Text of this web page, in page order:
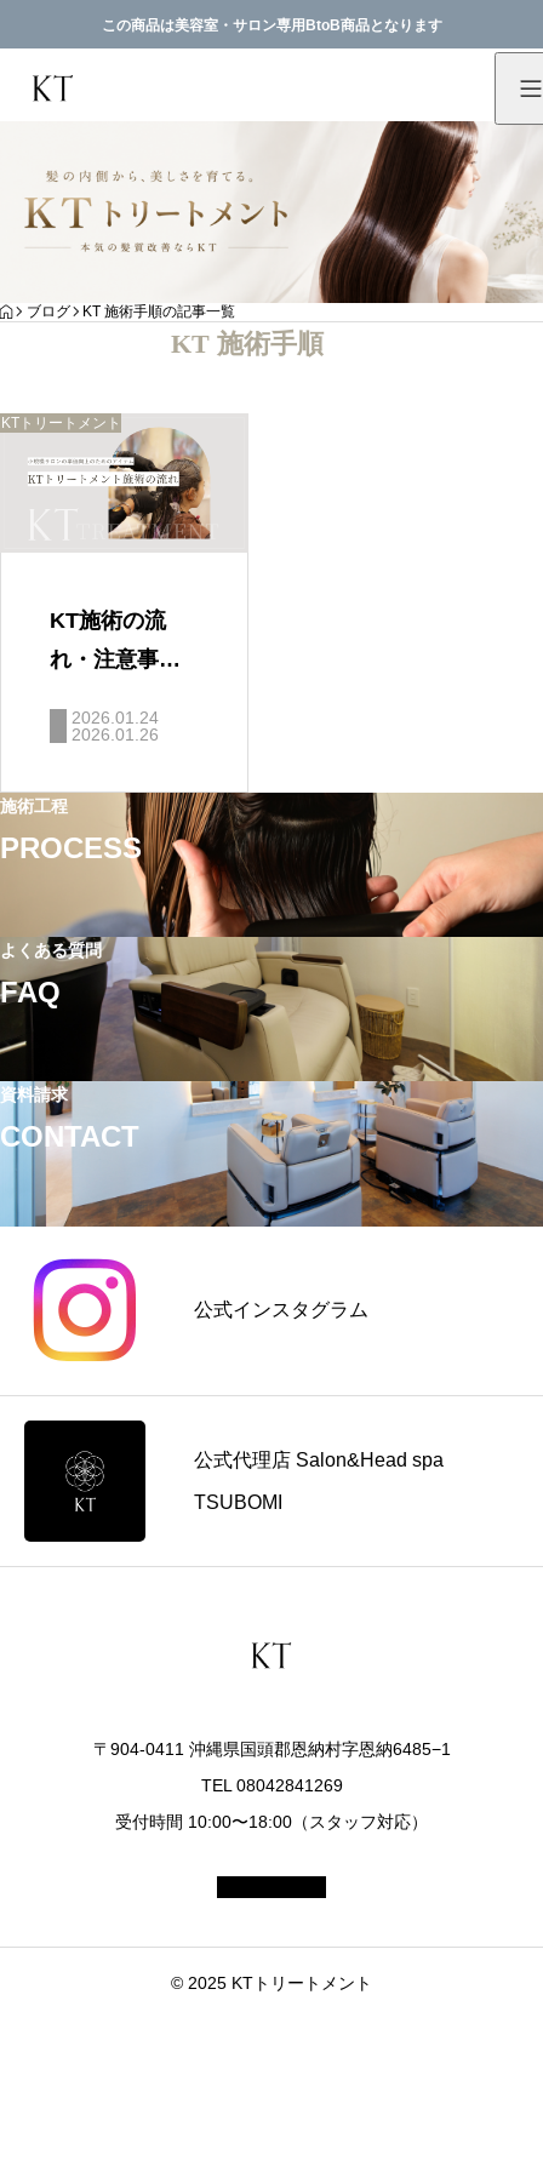
この商品は美容室・サロン専用BtoB商品となります
HOME
ブログ KT 施術手順の記事一覧
KT 施術手順
KTトリートメント
KT施術の流
れ・注意事
用量・原価目
入ガイド⑤）
2026.01.24
2026.01.26
施術工程
PROCESS
よくある質問
FAQ
資料請求
CONTACT
公式インスタグラム
公式代理店 Salon&Head spa
TSUBOMI
〒904-0411 沖縄県国頭郡恩納村字恩納6485−1
TEL 08042841269
受付時間 10:00〜18:00（スタッフ対応）
© 2025 KTトリートメント